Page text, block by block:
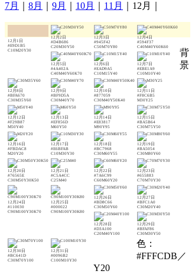
7月
8月 9月 10月 11月 ｜12月｜
12月1日
#E9D1B5
C10M20Y30
12月2日
#D4B686
C20M30Y50
12月3日
#945F42
C50M70Y80
12月4日
#594F37
C40M40Y60K60
12月5日
#4A402A
C40M40Y60K70
12月6日
#EAD9A5
C10M15Y40
12月7日
#EBE1A9
C10M10Y40
12月8日
#BFA670
C30M35Y60
12月9日
#BF9D5A
C30M40Y70
12月10日
#877059
C30M40Y50K40
12月11日
#F8C6B5
M30Y25
12月12日
#F29B87
M50Y40
12月13日
#EF856D
M60Y50
12月14日
#E83817
M90Y95
12月15日
#BA5B64
C30M75Y50
12月16日
#FBDAC8
M20Y20
12月17日
#E6BFAB
C10M30Y30
12月18日
#BC7968
C30M60Y55
12月19日
#BA5054
C30M80Y60
12月20日
#76565E
C30M50Y30K50
12月21日
#C5A4CC
C25M40
12月22日
#7A6C99
C60M60Y20
12月23日
#655883
C70M70Y30
12月24日
#110030
C90M100Y30K70
12月25日
#000022
C90M100Y30K80
12月26日
#BD8C66
C30M50Y60
12月27日
#BFC1A0
C30M20Y40
12月28日
#D3A100
C20M40Y100
12月29日
#BFAF86
C30M30Y50
12月30日
#BC641D
C30M70Y100
12月31日
#0096B2
C100M10Y30
背
景
色：
#FFFCDB／
Y20